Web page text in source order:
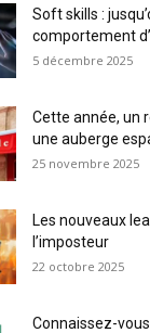
Soft skills :
comportement
5 décembre 2025
Cette année, un
une auberge
25 novembre 2025
Les nouveaux
l’imposteur
22 octobre 2025
Connaissez-